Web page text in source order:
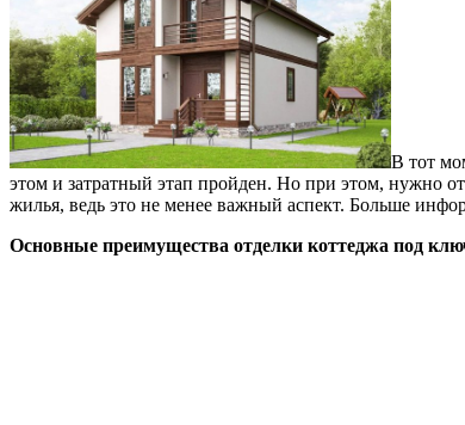
В тот
этом и затратный этап пройден. Но при этом, нужно
жилья, ведь это не менее важный аспект. Больше
Основные преимущества отделки коттеджа под